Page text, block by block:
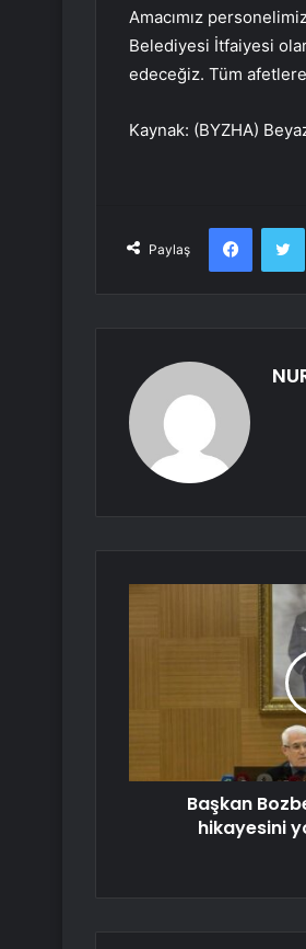
Amacımız
Belediyesi İtfaiyesi
edeceğiz. Tüm
Kaynak: (BYZHA)
Paylaş
Başkan
hikayesini